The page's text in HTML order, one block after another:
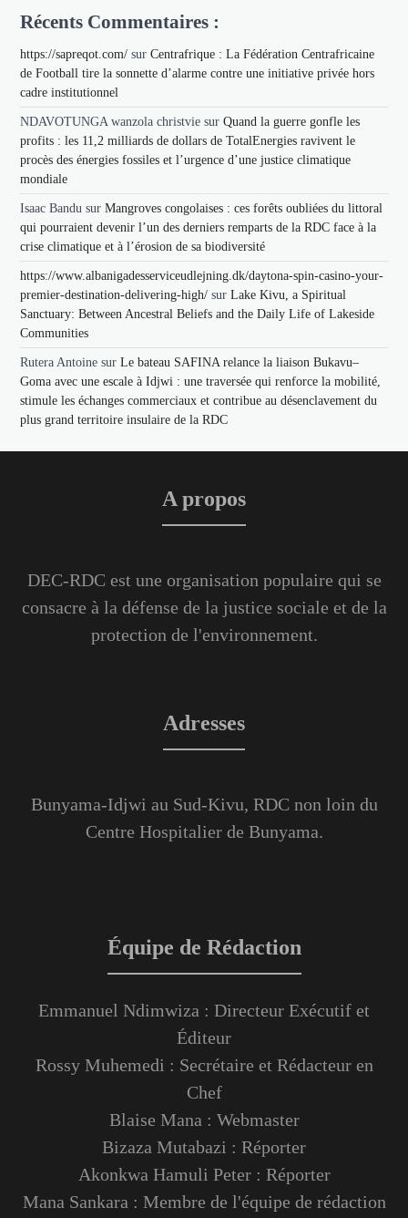
Récents Commentaires :
https://sapreqot.com/ surCentrafrique : La Fédération Centrafricaine
de Football tire la sonnette d’alarme contre une initiative privée hors
cadre institutionnel
NDAVOTUNGA wanzola christvie surQuand la guerre gonfle les
profits : les 11,2 milliards de dollars de TotalEnergies ravivent le
procès des énergies fossiles et l’urgence d’une justice climatique
mondiale
Isaac Bandu surMangroves congolaises : ces forêts oubliées du littoral
qui pourraient devenir l’un des derniers remparts de la RDC face à la
crise climatique et à l’érosion de sa biodiversité
https://www.albanigadesserviceudlejning.dk/daytona-spin-casino-your-
premier-destination-delivering-high/ surLake Kivu, a Spiritual
Sanctuary: Between Ancestral Beliefs and the Daily Life of Lakeside
Communities
Rutera Antoine surLe bateau SAFINA relance la liaison Bukavu–
Goma avec une escale à Idjwi : une traversée qui renforce la mobilité,
stimule les échanges commerciaux et contribue au désenclavement du
plus grand territoire insulaire de la RDC
A propos
DEC-RDC est une organisation populaire qui se
consacre à la défense de la justice sociale et de la
protection de l'environnement.
Adresses
Bunyama-Idjwi au Sud-Kivu, RDC non loin du
Centre Hospitalier de Bunyama.
Équipe de Rédaction
Emmanuel Ndimwiza : Directeur Exécutif et
Éditeur
Rossy Muhemedi : Secrétaire et Rédacteur en
Chef
Blaise Mana : Webmaster
Bizaza Mutabazi : Réporter
Akonkwa Hamuli Peter : Réporter
Mana Sankara : Membre de l'équipe de rédaction